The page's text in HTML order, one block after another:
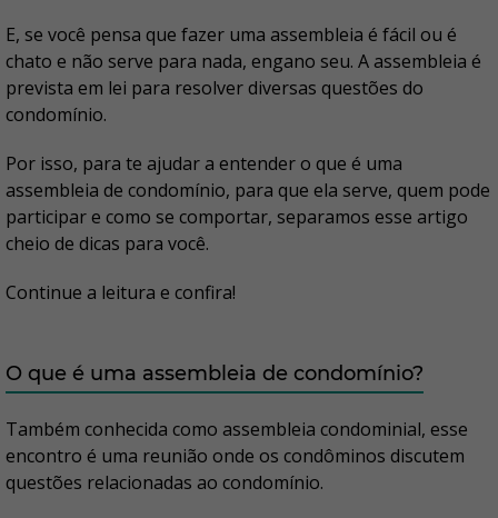
E, se você pensa que fazer uma assembleia é fácil ou é
chato e não serve para nada, engano seu. A assembleia é
prevista em lei para resolver diversas questões do
condomínio.
Por isso, para te ajudar a entender o que é uma
assembleia de condomínio, para que ela serve, quem pode
participar e como se comportar, separamos esse artigo
cheio de dicas para você.
Continue a leitura e confira!
O que é uma assembleia de condomínio?
Também conhecida como assembleia condominial, esse
encontro é uma reunião onde os condôminos discutem
questões relacionadas ao condomínio.